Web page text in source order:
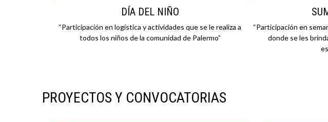
DÍA DEL NIÑO
“Participación en logística y actividades que se le realiza a
todos los niños de la comunidad de Palermo”
“Participación en
donde se les
PROYECTOS Y CONVOCATORIAS